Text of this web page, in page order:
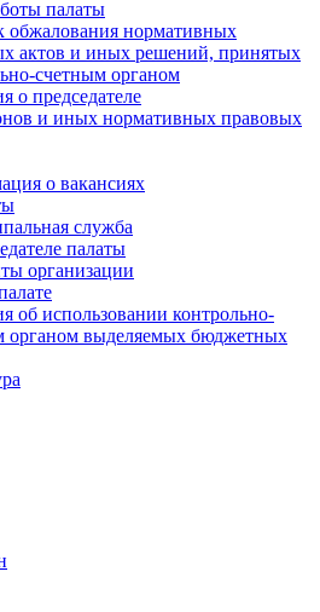
палаты
обжалования нормативных
актов и иных решений, принятых
счетным органом
о председателе
и иных нормативных правовых
о вакансиях
служба
палаты
организации
об использовании контрольно-
органом выделяемых бюджетных